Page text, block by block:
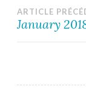
ARTICLE
January